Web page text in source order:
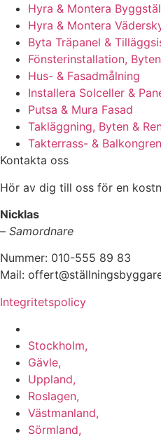
Hyra & Montera
Hyra & Montera
Byta Träpanel &
Fönsterinstallation,
Hus- & Fasadmålning
Installera Solceller &
Putsa & Mura Fasad
Takläggning, Byten &
Takterrass- &
Kontakta oss
Hör av dig till oss för en
Nicklas
– Samordnare
Nummer: 010-555 89 83
Mail:
Integritetspolicy
Stockholm,
Gävle,
Uppland,
Roslagen,
Västmanland,
Sörmland,